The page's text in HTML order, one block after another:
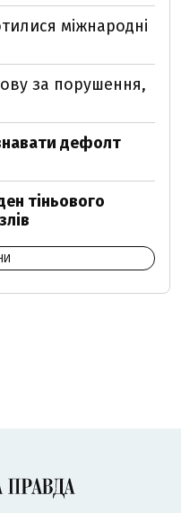
міжнародні
за порушення,
дефолт
тіньового